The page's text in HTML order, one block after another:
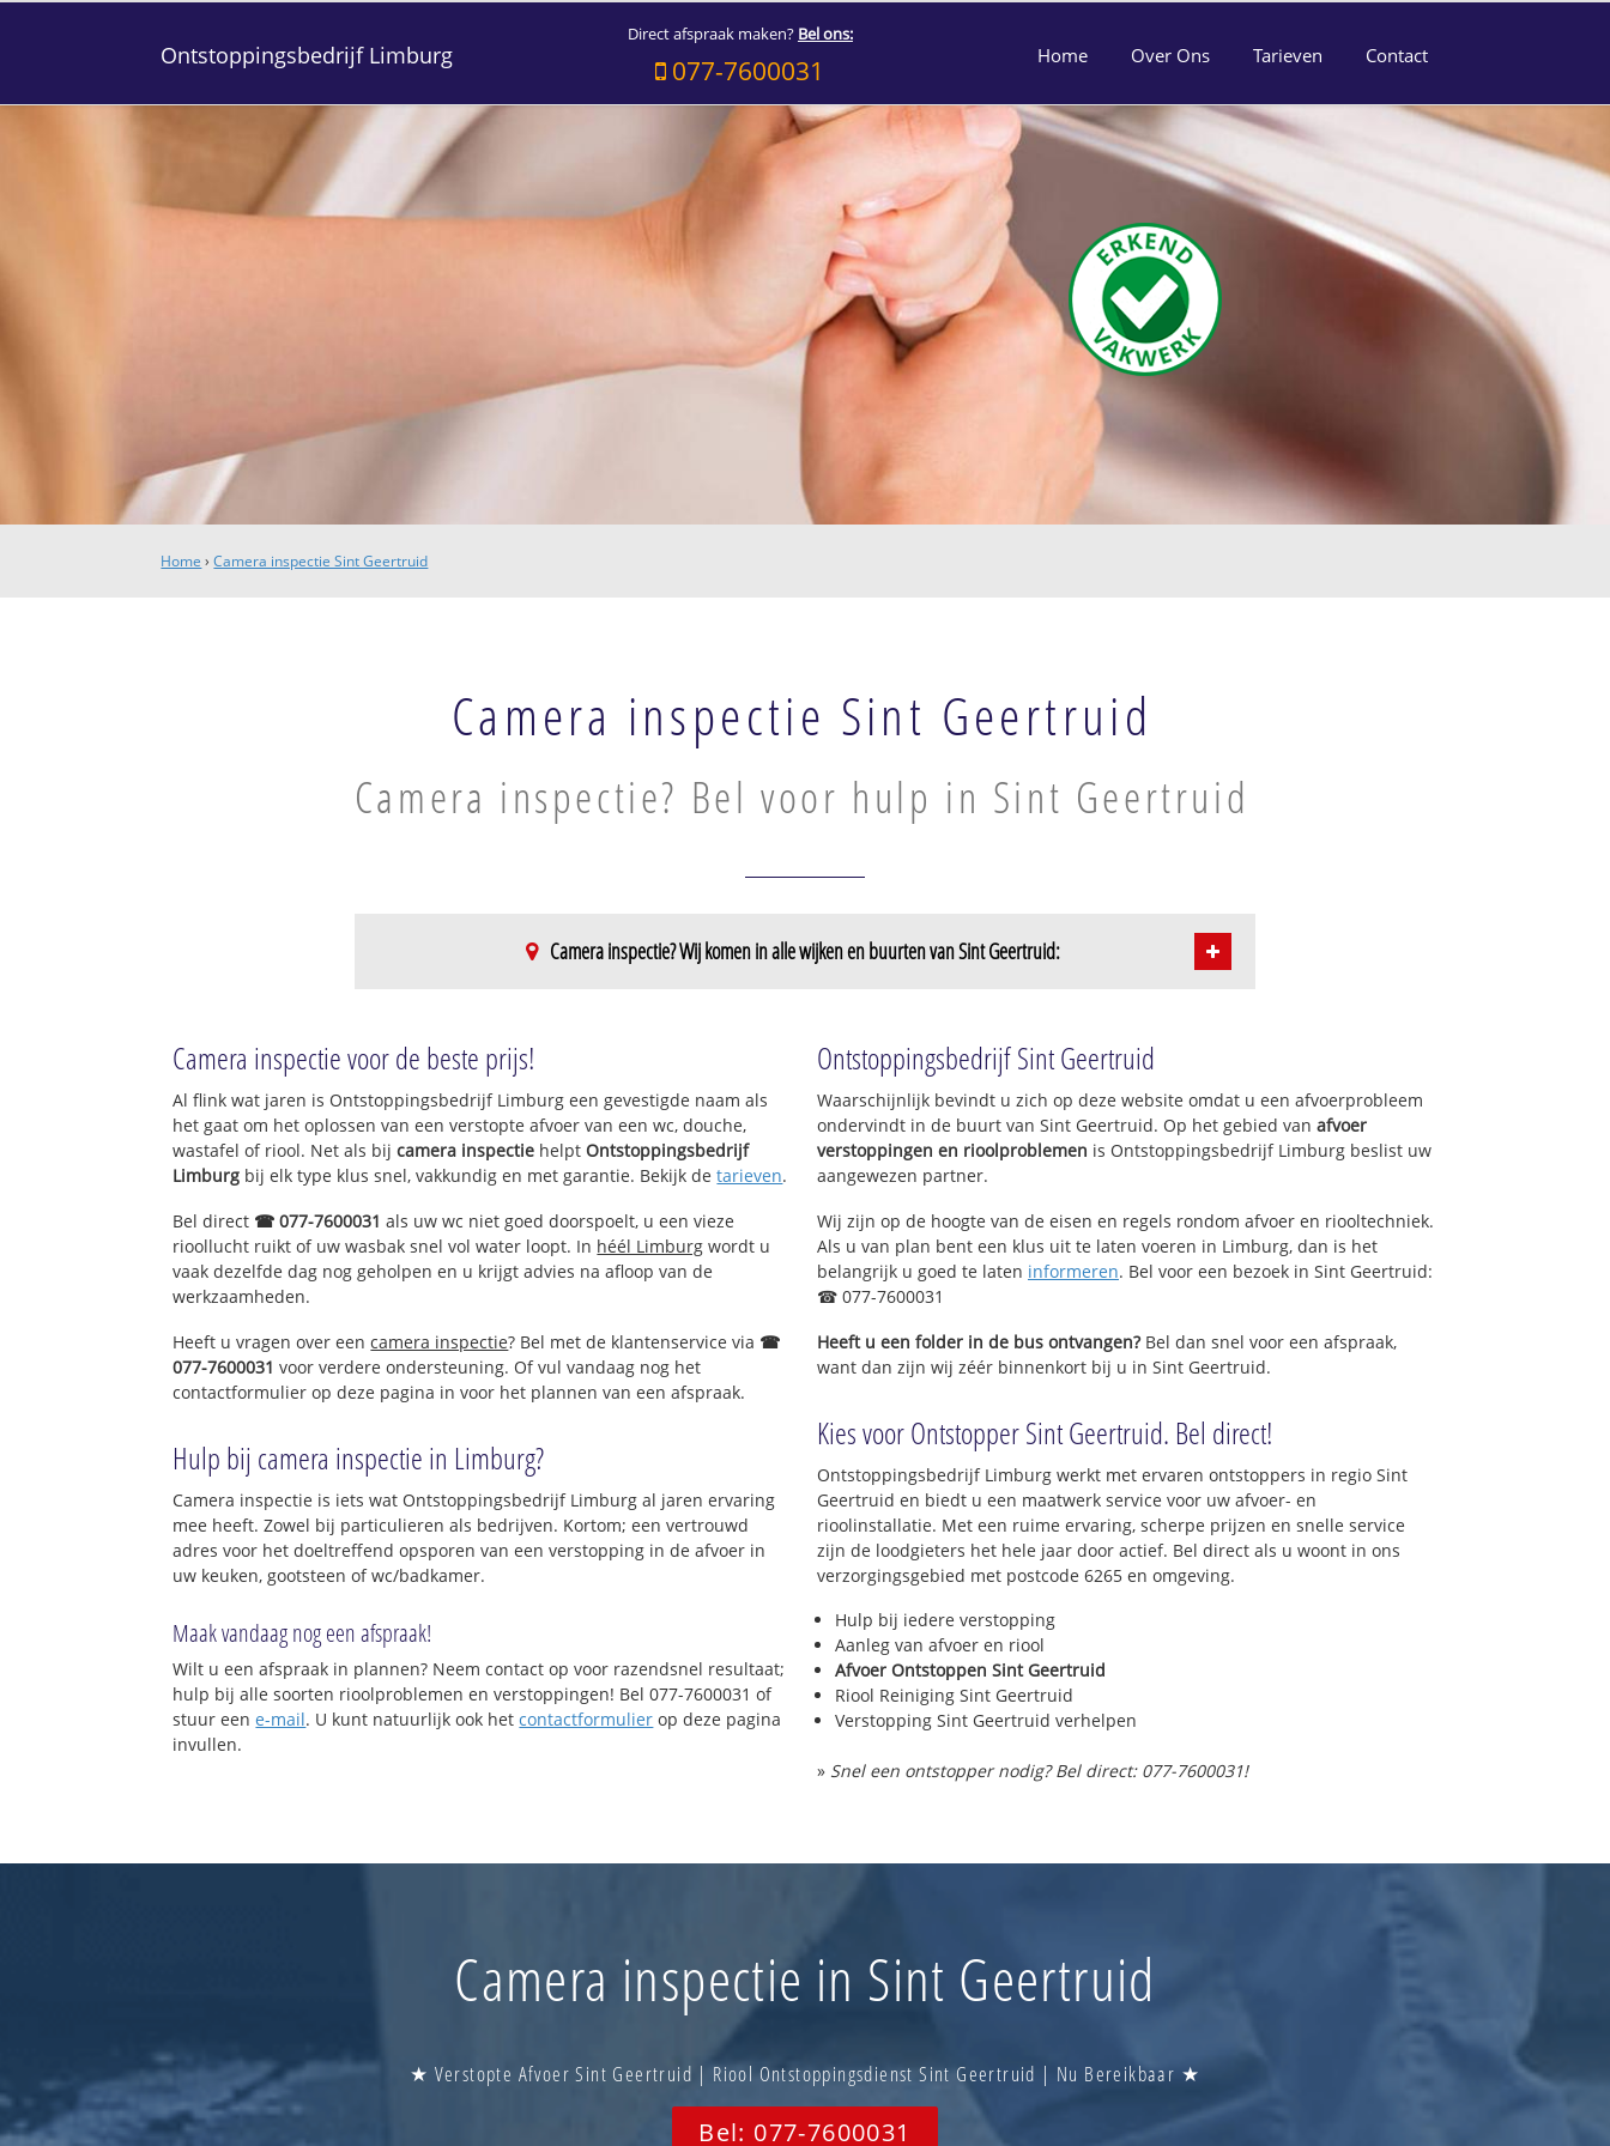
Ontstoppingsbedrijf Limburg
Direct afspraak maken? Bel ons:
077-7600031 Home Over Ons Tarieven Contact
Home ›Camera inspectie Sint Geertruid
Camera inspectie Sint Geertruid
Camera inspectie? Bel voor hulp in Sint Geertruid
Camera inspectie? Wij komen in alle wijken en buurten van Sint Geertruid:
Eckelrade
Herkenrade
Moerslag-Libeek
Bruisterbosch
Camera inspectie voor de beste prijs!
Al flink wat jaren is Ontstoppingsbedrijf Limburg een gevestigde naam als
het gaat om het oplossen van een verstopte afvoer van een wc, douche,
wastafel of riool. Net als bijcamera inspectie helptOntstoppingsbedrijf
Limburg bij elk type klus snel, vakkundig en met garantie. Bekijk detarieven.
Bel direct ☎ 077-7600031 als uw wc niet goed doorspoelt, u een vieze
rioollucht ruikt of uw wasbak snel vol water loopt. In héél Limburg wordt u
vaak dezelfde dag nog geholpen en u krijgt advies na afloop van de
werkzaamheden.
Heeft u vragen over eencamera inspectie? Bel met de klantenservice via ☎
077-7600031 voor verdere ondersteuning. Of vul vandaag nog het
contactformulier op deze pagina in voor het plannen van een afspraak.
Hulp bij camera inspectie in Limburg?
Camera inspectie is iets wat Ontstoppingsbedrijf Limburg al jaren ervaring
mee heeft. Zowel bij particulieren als bedrijven. Kortom; een vertrouwd
adres voor het doeltreffend opsporen van een verstopping in de afvoer in
uw keuken, gootsteen of wc/badkamer.
Maak vandaag nog een afspraak!
Wilt u een afspraak in plannen? Neem contact op voor razendsnel resultaat;
hulp bij alle soorten rioolproblemen en verstoppingen! Bel 077-7600031 of
stuur eene-mail. U kunt natuurlijk ook hetcontactformulier op deze pagina
invullen.
Ontstoppingsbedrijf Sint Geertruid
Waarschijnlijk bevindt u zich op deze website omdat u een afvoerprobleem
ondervindt in de buurt van Sint Geertruid. Op het gebied van afvoer
verstoppingen en rioolproblemen is Ontstoppingsbedrijf Limburg beslist uw
aangewezen partner.
Wij zijn op de hoogte van de eisen en regels rondom afvoer en riooltechniek.
Als u van plan bent een klus uit te laten voeren in Limburg, dan is het
belangrijk u goed te laten informeren. Bel voor een bezoek in Sint Geertruid:
☎ 077-7600031
Heeft u een folder in de bus ontvangen?Bel dan snel voor een afspraak,
want dan zijn wij zéér binnenkort bij u in Sint Geertruid.
Kies voor Ontstopper Sint Geertruid. Bel direct!
Ontstoppingsbedrijf Limburg werkt met ervaren ontstoppers in regio Sint
Geertruid en biedt u een maatwerk service voor uw afvoer- en
rioolinstallatie. Met een ruime ervaring, scherpe prijzen en snelle service
zijn de loodgieters het hele jaar door actief. Bel direct als u woont in ons
verzorgingsgebied met postcode 6265 en omgeving.
Hulp bij iedere verstopping
Aanleg van afvoer en riool
Afvoer Ontstoppen Sint Geertruid
Riool Reiniging Sint Geertruid
Verstopping Sint Geertruid verhelpen
» Snel een ontstopper nodig? Bel direct: 077-7600031!
Camera inspectie in Sint Geertruid
★ Verstopte Afvoer Sint Geertruid | Riool Ontstoppingsdienst Sint Geertruid | Nu Bereikbaar ★
Bel: 077-7600031